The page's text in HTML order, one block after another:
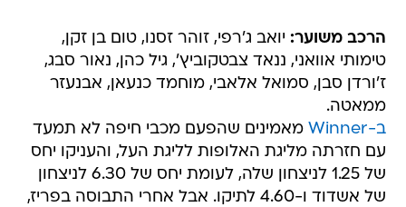
הרכב משוער: יואב ג'רפי, זוהר זסנו, טום בן זקן,
טימותי אוואני, ננאד צבטקוביץ', גיל כהן, נאור סבג,
ז'ורדן סבן, סמואל אלאבי, מוחמד כנעאן, אבנעזר
ממאטה.
ב-Winner
מאמינים שהפעם מכבי חיפה לא תמעד
עם חזרתה מליגת האלופות לליגת העל, והעניקו יחס
של 1.25 לניצחון שלה, לעומת יחס של 6.30 לניצחון
של אשדוד ו-4.60 לתיקו. אבל אחרי התבוסה בפריז,